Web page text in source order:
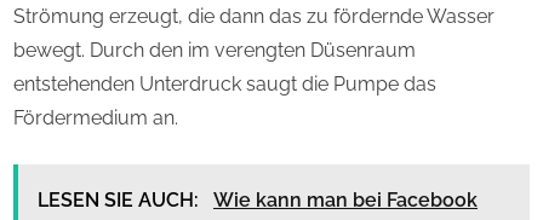
Strömung erzeugt, die dann das zu fördernde Wasser
bewegt. Durch den im verengten Düsenraum
entstehenden Unterdruck saugt die Pumpe das
Fördermedium an.
LESEN SIE AUCH:
Wie kann man bei Facebook